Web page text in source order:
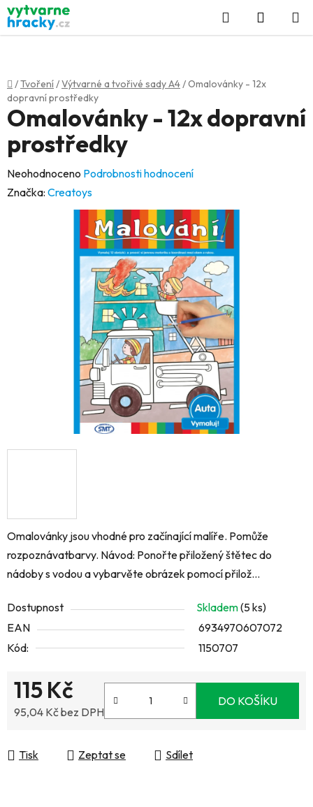
Přejít
na
obsah
Hledat
KOŠÍK
Domů
/Tvoření/Výtvarné a tvořivé sady A4/Omalovánky - 12x
dopravní prostředky
Omalovánky jsou vhodné pro začínající malíře. Pomůže
rozpoznávatbarvy. Návod: Ponořte přiložený štětec do
nádoby s vodou a vybarvěte obrázek pomocí přilož...
Dostupnost Skladem(5 ks)
EAN
6934970607072
Kód:
1150707
115 Kč
95,04 Kč bez DPH
DO KOŠÍKU
Tisk Zeptat se Sdílet
Omalovánky - 12x dopravní
prostředky
Průměrné
hodnocení
Neohodnoceno Podrobnosti hodnocení
Značka: Creatoys